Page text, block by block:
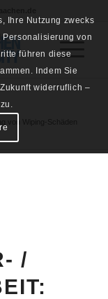
/
Ihre Nutzung zwecks
von
führen diese
Indem Sie
widerruflich –